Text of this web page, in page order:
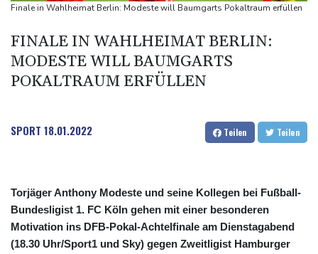
Ungenügender Schutz von Kindern: Meta muss in den USA 567
Argentinien: Polizei geht mit Tränengas und Gummigeschossen
gegen Proteste vor
WNBA: Toronto bleibt trotz starker Sabally in der Krise
Finale in Wahlheimat Berlin: Modeste will Baumgarts Pokaltraum erfüllen
FINALE IN WAHLHEIMAT BERLIN:
MODESTE WILL BAUMGARTS
POKALTRAUM ERFÜLLEN
SPORT 18.01.2022 Teilen Teilen
Torjäger Anthony Modeste und seine Kollegen bei Fußball-
Bundesligist 1. FC Köln gehen mit einer besonderen
Motivation ins DFB-Pokal-Achtelfinale am Dienstagabend
(18.30 Uhr/Sport1 und Sky) gegen Zweitligist Hamburger